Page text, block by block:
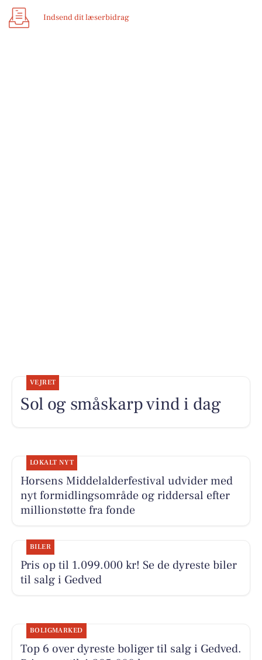
Indsend dit læserbidrag
VEJRET
Sol og småskarp vind i dag
LOKALT NYT
Horsens Middelalderfestival udvider med
nyt formidlingsområde og riddersal efter
millionstøtte fra fonde
BILER
Pris op til 1.099.000 kr! Se de dyreste biler
til salg i Gedved
BOLIGMARKED
Top 6 over dyreste boliger til salg i Gedved.